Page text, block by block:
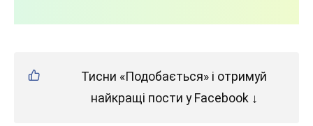
Тисни «Подобається» і отримуй
найкращі пости у Facebook ↓